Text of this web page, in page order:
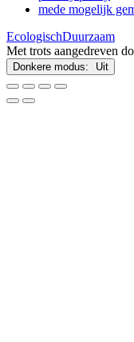
mede mogelijk
EcologischDuurzaam
Met trots aangedreven
Donkere modus: